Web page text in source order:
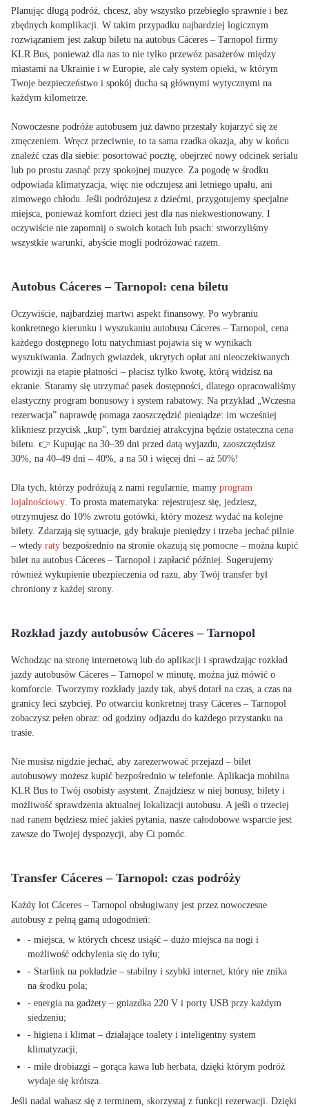
Planując długą podróż, chcesz, aby wszystko przebiegło sprawnie i bez
zbędnych komplikacji. W takim przypadku najbardziej logicznym
rozwiązaniem jest zakup biletu na autobus Cáceres – Tarnopol firmy
KLR Bus, ponieważ dla nas to nie tylko przewóz pasażerów między
miastami na Ukrainie i w Europie, ale cały system opieki, w którym
Twoje bezpieczeństwo i spokój ducha są głównymi wytycznymi na
każdym kilometrze.
Nowoczesne podróże autobusem już dawno przestały kojarzyć się ze
zmęczeniem. Wręcz przeciwnie, to ta sama rzadka okazja, aby w końcu
znaleźć czas dla siebie: posortować pocztę, obejrzeć nowy odcinek serialu
lub po prostu zasnąć przy spokojnej muzyce. Za pogodę w środku
odpowiada klimatyzacja, więc nie odczujesz ani letniego upału, ani
zimowego chłodu. Jeśli podróżujesz z dziećmi, przygotujemy specjalne
miejsca, ponieważ komfort dzieci jest dla nas niekwestionowany. I
oczywiście nie zapomnij o swoich kotach lub psach: stworzyliśmy
wszystkie warunki, abyście mogli podróżować razem.
Autobus Cáceres – Tarnopol: cena biletu
Oczywiście, najbardziej martwi aspekt finansowy. Po wybraniu
konkretnego kierunku i wyszukaniu autobusu Cáceres – Tarnopol, cena
każdego dostępnego lotu natychmiast pojawia się w wynikach
wyszukiwania. Żadnych gwiazdek, ukrytych opłat ani nieoczekiwanych
prowizji na etapie płatności – płacisz tylko kwotę, którą widzisz na
ekranie. Staramy się utrzymać pasek dostępności, dlatego opracowaliśmy
elastyczny program bonusowy i system rabatowy. Na przykład „Wczesna
rezerwacja” naprawdę pomaga zaoszczędzić pieniądze: im wcześniej
klikniesz przycisk „kup”, tym bardziej atrakcyjna będzie ostateczna cena
biletu. 👉 Kupując na 30–39 dni przed datą wyjazdu, zaoszczędzisz
30%, na 40–49 dni – 40%, a na 50 i więcej dni – aż 50%!
Dla tych, którzy podróżują z nami regularnie, mamy program
lojalnościowy. To prosta matematyka: rejestrujesz się, jedziesz,
otrzymujesz do 10% zwrotu gotówki, który możesz wydać na kolejne
bilety. Zdarzają się sytuacje, gdy brakuje pieniędzy i trzeba jechać pilnie
– wtedy raty bezpośrednio na stronie okazują się pomocne – można kupić
bilet na autobus Cáceres – Tarnopol i zapłacić później. Sugerujemy
również wykupienie ubezpieczenia od razu, aby Twój transfer był
chroniony z każdej strony.
Rozkład jazdy autobusów Cáceres – Tarnopol
Wchodząc na stronę internetową lub do aplikacji i sprawdzając rozkład
jazdy autobusów Cáceres – Tarnopol w minutę, można już mówić o
komforcie. Tworzymy rozkłady jazdy tak, abyś dotarł na czas, a czas na
granicy leci szybciej. Po otwarciu konkretnej trasy Cáceres – Tarnopol
zobaczysz pełen obraz: od godziny odjazdu do każdego przystanku na
trasie.
Nie musisz nigdzie jechać, aby zarezerwować przejazd – bilet
autobusowy możesz kupić bezpośrednio w telefonie. Aplikacja mobilna
KLR Bus to Twój osobisty asystent. Znajdziesz w niej bonusy, bilety i
możliwość sprawdzenia aktualnej lokalizacji autobusu. A jeśli o trzeciej
nad ranem będziesz mieć jakieś pytania, nasze całodobowe wsparcie jest
zawsze do Twojej dyspozycji, aby Ci pomóc.
Transfer Cáceres – Tarnopol: czas podróży
Każdy lot Cáceres – Tarnopol obsługiwany jest przez nowoczesne
autobusy z pełną gamą udogodnień:
- miejsca, w których chcesz usiąść – dużo miejsca na nogi i
możliwość odchylenia się do tyłu;
- Starlink na pokładzie – stabilny i szybki internet, który nie znika
na środku pola;
- energia na gadżety – gniazdka 220 V i porty USB przy każdym
siedzeniu;
- higiena i klimat – działające toalety i inteligentny system
klimatyzacji;
- miłe drobiazgi – gorąca kawa lub herbata, dzięki którym podróż
wydaje się krótsza.
Jeśli nadal wahasz się z terminem, skorzystaj z funkcji rezerwacji. Dzięki